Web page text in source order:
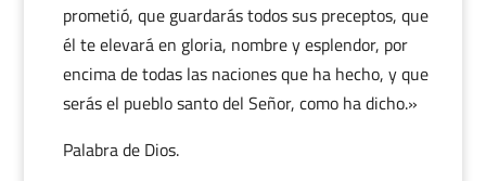
prometió, que guardarás todos sus preceptos, que
él te elevará en gloria, nombre y esplendor, por
encima de todas las naciones que ha hecho, y que
serás el pueblo santo del Señor, como ha dicho.»
Palabra de Dios.